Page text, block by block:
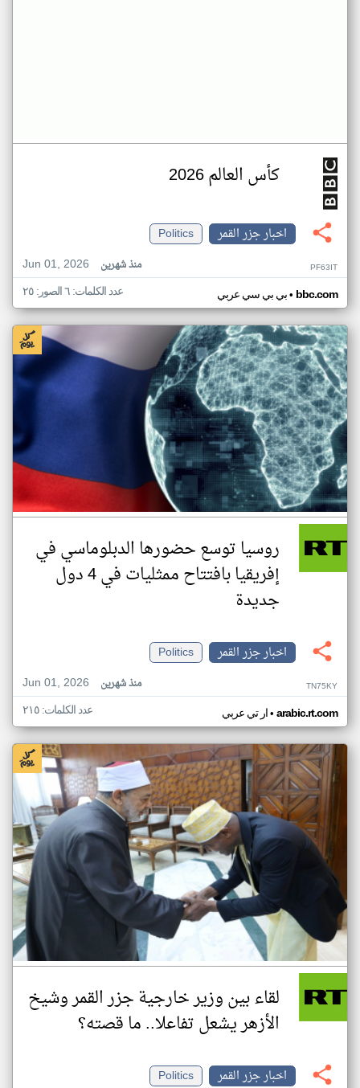
كأس العالم 2026
اخبار جزر القمر
Politics
Jun 01, 2026
منذ شهرين PF63IT
بي بي سي عربي• bbc.com عدد الكلمات: ٦ الصور: ٢٥
روسيا توسع حضورها الدبلوماسي في
إفريقيا بافتتاح ممثليات في 4 دول
جديدة
اخبار جزر القمر
Politics
Jun 01, 2026
منذ شهرين TN75KY
ار تي عربي• arabic.rt.com عدد الكلمات: ٢١٥
لقاء بين وزير خارجية جزر القمر وشيخ
الأزهر يشعل تفاعلا.. ما قصته؟
اخبار جزر القمر
Politics